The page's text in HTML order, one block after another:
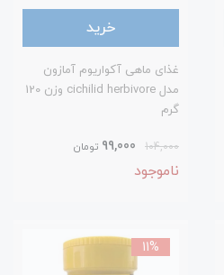
خرید
غذای ماهی آکواریوم آمازون
مدل cichilid herbivore وزن 120
گرم
104,000
99,000 تومان
ناموجود
11%